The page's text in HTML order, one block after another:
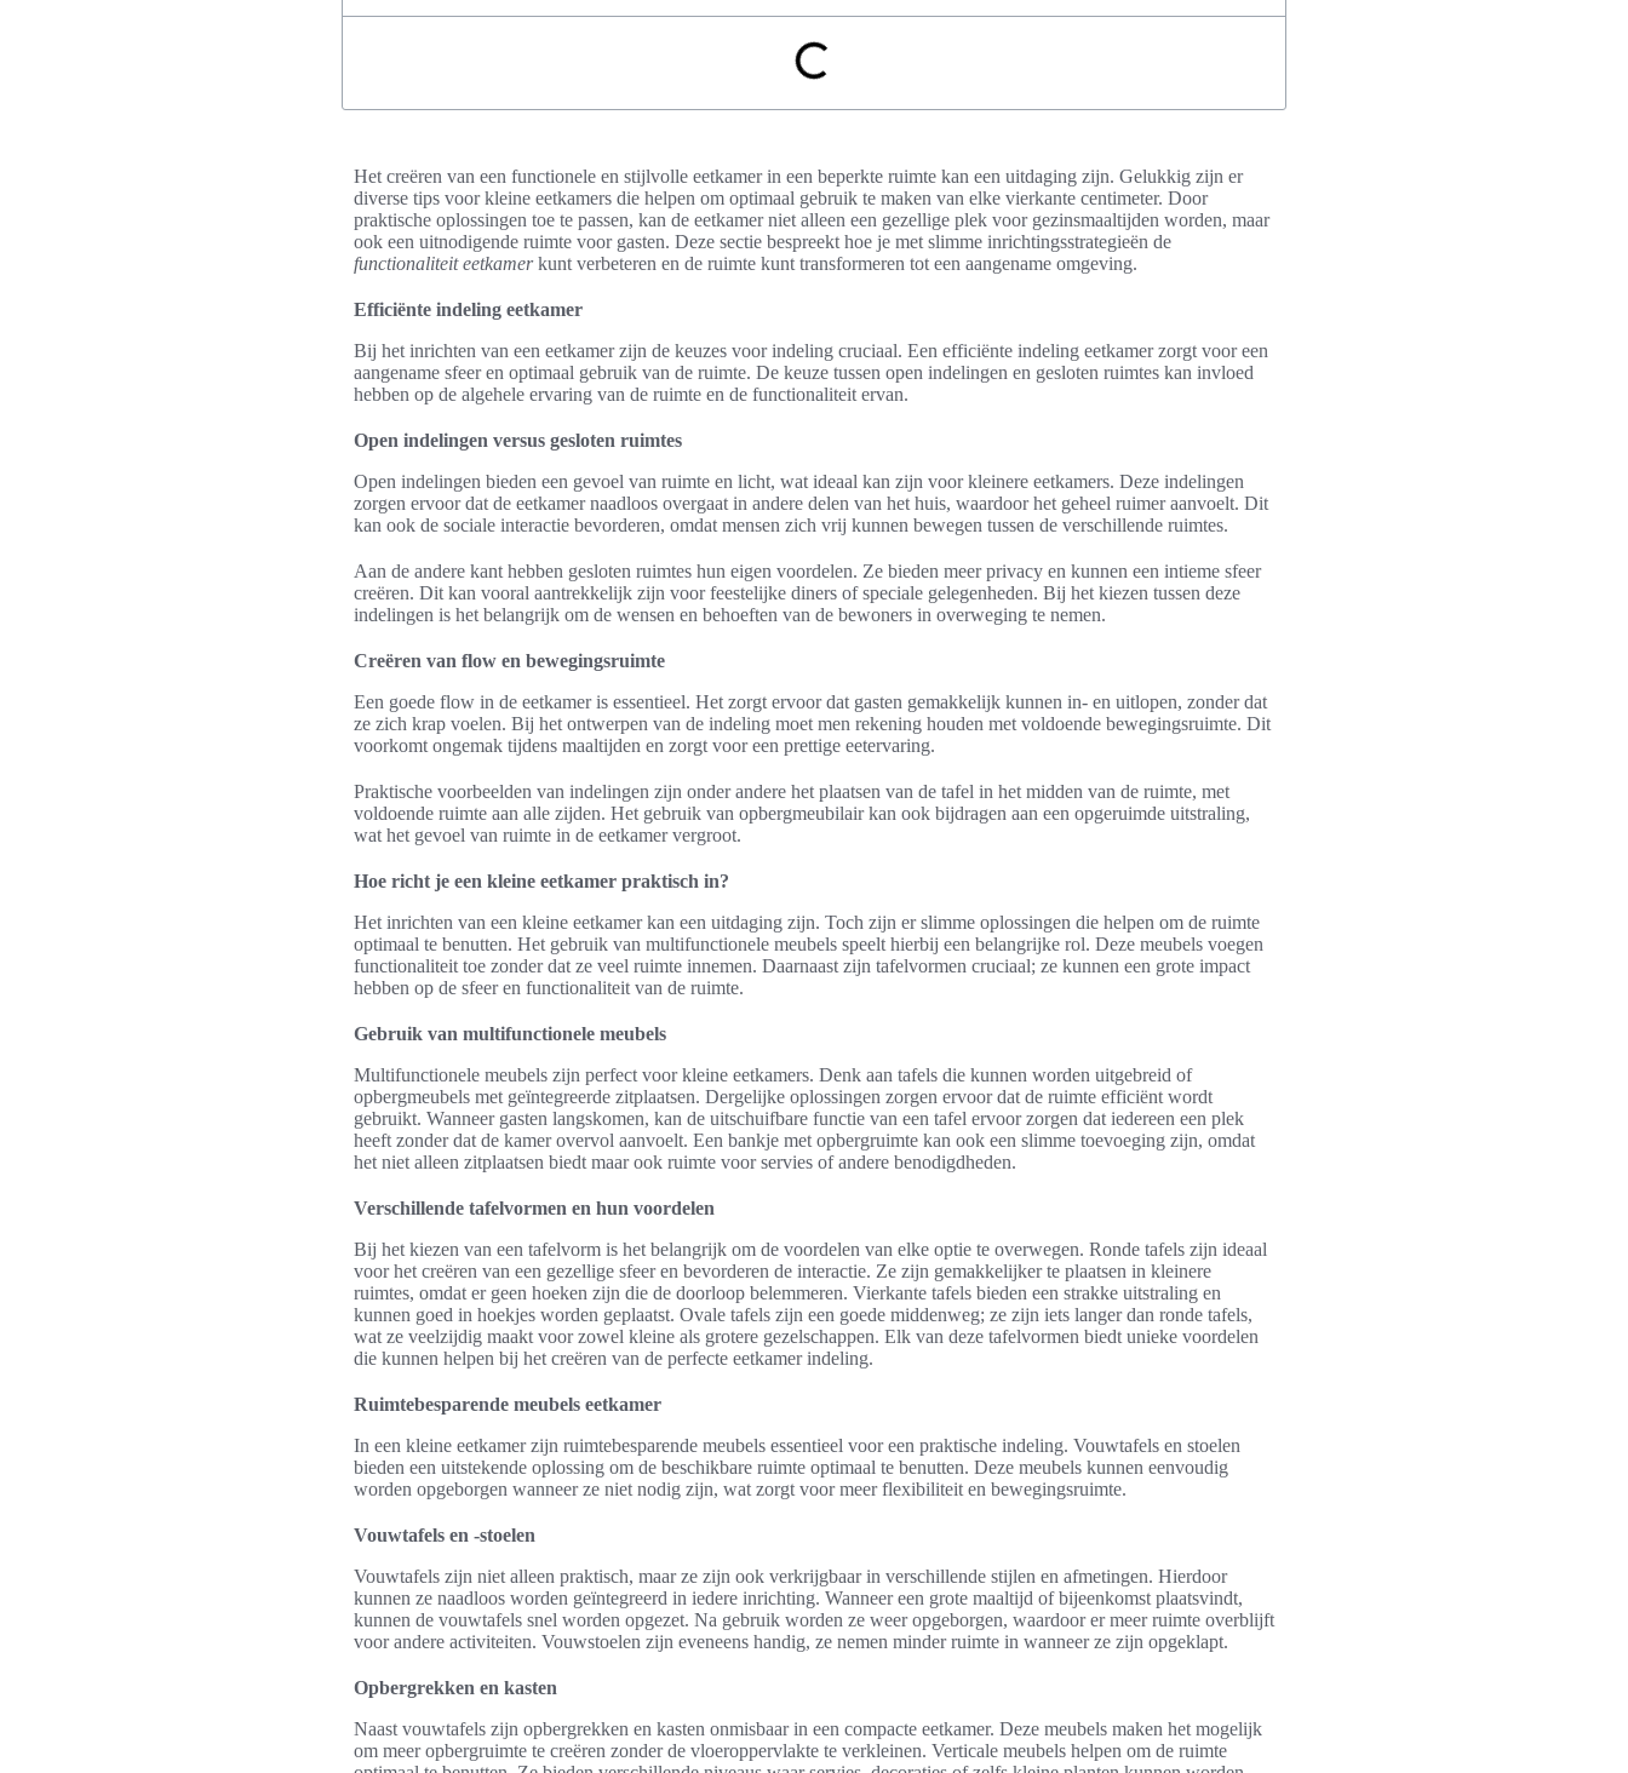
Het creëren van een functionele en stijlvolle eetkamer in een beperkte ruimte kan een uitdaging zijn. Gelukkig zijn er
diverse tips voor kleine eetkamers die helpen om optimaal gebruik te maken van elke vierkante centimeter. Door
praktische oplossingen toe te passen, kan de eetkamer niet alleen een gezellige plek voor gezinsmaaltijden worden, maar
ook een uitnodigende ruimte voor gasten. Deze sectie bespreekt hoe je met slimme inrichtingsstrategieën de
functionaliteit eetkamerkunt verbeteren en de ruimte kunt transformeren tot een aangename omgeving.
Efficiënte indeling eetkamer
Bij het inrichten van een eetkamer zijn de keuzes voor indeling cruciaal. Een efficiënte indeling eetkamer zorgt voor een
aangename sfeer en optimaal gebruik van de ruimte. De keuze tussen open indelingen en gesloten ruimtes kan invloed
hebben op de algehele ervaring van de ruimte en de functionaliteit ervan.
Open indelingen versus gesloten ruimtes
Open indelingen bieden een gevoel van ruimte en licht, wat ideaal kan zijn voor kleinere eetkamers. Deze indelingen
zorgen ervoor dat de eetkamer naadloos overgaat in andere delen van het huis, waardoor het geheel ruimer aanvoelt. Dit
kan ook de sociale interactie bevorderen, omdat mensen zich vrij kunnen bewegen tussen de verschillende ruimtes.
Aan de andere kant hebben gesloten ruimtes hun eigen voordelen. Ze bieden meer privacy en kunnen een intieme sfeer
creëren. Dit kan vooral aantrekkelijk zijn voor feestelijke diners of speciale gelegenheden. Bij het kiezen tussen deze
indelingen is het belangrijk om de wensen en behoeften van de bewoners in overweging te nemen.
Creëren van flow en bewegingsruimte
Een goede flow in de eetkamer is essentieel. Het zorgt ervoor dat gasten gemakkelijk kunnen in- en uitlopen, zonder dat
ze zich krap voelen. Bij het ontwerpen van de indeling moet men rekening houden met voldoende bewegingsruimte. Dit
voorkomt ongemak tijdens maaltijden en zorgt voor een prettige eetervaring.
Praktische voorbeelden van indelingen zijn onder andere het plaatsen van de tafel in het midden van de ruimte, met
voldoende ruimte aan alle zijden. Het gebruik van opbergmeubilair kan ook bijdragen aan een opgeruimde uitstraling,
wat het gevoel van ruimte in de eetkamer vergroot.
Hoe richt je een kleine eetkamer praktisch in?
Het inrichten van een kleine eetkamer kan een uitdaging zijn. Toch zijn er slimme oplossingen die helpen om de ruimte
optimaal te benutten. Het gebruik van multifunctionele meubels speelt hierbij een belangrijke rol. Deze meubels voegen
functionaliteit toe zonder dat ze veel ruimte innemen. Daarnaast zijn tafelvormen cruciaal; ze kunnen een grote impact
hebben op de sfeer en functionaliteit van de ruimte.
Gebruik van multifunctionele meubels
Multifunctionele meubels zijn perfect voor kleine eetkamers. Denk aan tafels die kunnen worden uitgebreid of
opbergmeubels met geïntegreerde zitplaatsen. Dergelijke oplossingen zorgen ervoor dat de ruimte efficiënt wordt
gebruikt. Wanneer gasten langskomen, kan de uitschuifbare functie van een tafel ervoor zorgen dat iedereen een plek
heeft zonder dat de kamer overvol aanvoelt. Een bankje met opbergruimte kan ook een slimme toevoeging zijn, omdat
het niet alleen zitplaatsen biedt maar ook ruimte voor servies of andere benodigdheden.
Verschillende tafelvormen en hun voordelen
Bij het kiezen van een tafelvorm is het belangrijk om de voordelen van elke optie te overwegen. Ronde tafels zijn ideaal
voor het creëren van een gezellige sfeer en bevorderen de interactie. Ze zijn gemakkelijker te plaatsen in kleinere
ruimtes, omdat er geen hoeken zijn die de doorloop belemmeren. Vierkante tafels bieden een strakke uitstraling en
kunnen goed in hoekjes worden geplaatst. Ovale tafels zijn een goede middenweg; ze zijn iets langer dan ronde tafels,
wat ze veelzijdig maakt voor zowel kleine als grotere gezelschappen. Elk van deze tafelvormen biedt unieke voordelen
die kunnen helpen bij het creëren van de perfecte eetkamer indeling.
Ruimtebesparende meubels eetkamer
In een kleine eetkamer zijn ruimtebesparende meubels essentieel voor een praktische indeling. Vouwtafels en stoelen
bieden een uitstekende oplossing om de beschikbare ruimte optimaal te benutten. Deze meubels kunnen eenvoudig
worden opgeborgen wanneer ze niet nodig zijn, wat zorgt voor meer flexibiliteit en bewegingsruimte.
Vouwtafels en -stoelen
Vouwtafels zijn niet alleen praktisch, maar ze zijn ook verkrijgbaar in verschillende stijlen en afmetingen. Hierdoor
kunnen ze naadloos worden geïntegreerd in iedere inrichting. Wanneer een grote maaltijd of bijeenkomst plaatsvindt,
kunnen de vouwtafels snel worden opgezet. Na gebruik worden ze weer opgeborgen, waardoor er meer ruimte overblijft
voor andere activiteiten. Vouwstoelen zijn eveneens handig, ze nemen minder ruimte in wanneer ze zijn opgeklapt.
Opbergrekken en kasten
Naast vouwtafels zijn opbergrekken en kasten onmisbaar in een compacte eetkamer. Deze meubels maken het mogelijk
om meer opbergruimte te creëren zonder de vloeroppervlakte te verkleinen. Verticale meubels helpen om de ruimte